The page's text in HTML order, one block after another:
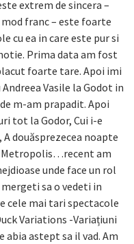
extrem de sincera –
franc – este foarte
cu ea in care este pur si
Prima data am fost
foarte tare. Apoi imi
Vasile la Godot in
m-am prapadit. Apoi
tot la Godor, Cui i-e
douăsprezecea noapte
Metropolis…recent am
unde face un rol
sa o vedeti in
cele mai tari spectacole
Variations -Variațiuni
abia astept sa il vad. Am